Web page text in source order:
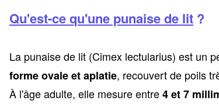
Qu'est-ce qu'une punaise de lit ?
La punaise de lit (Cimex lectularius) est un
forme ovale et aplatie, recouvert de poils
À l'âge adulte, elle mesure entre4 et 7